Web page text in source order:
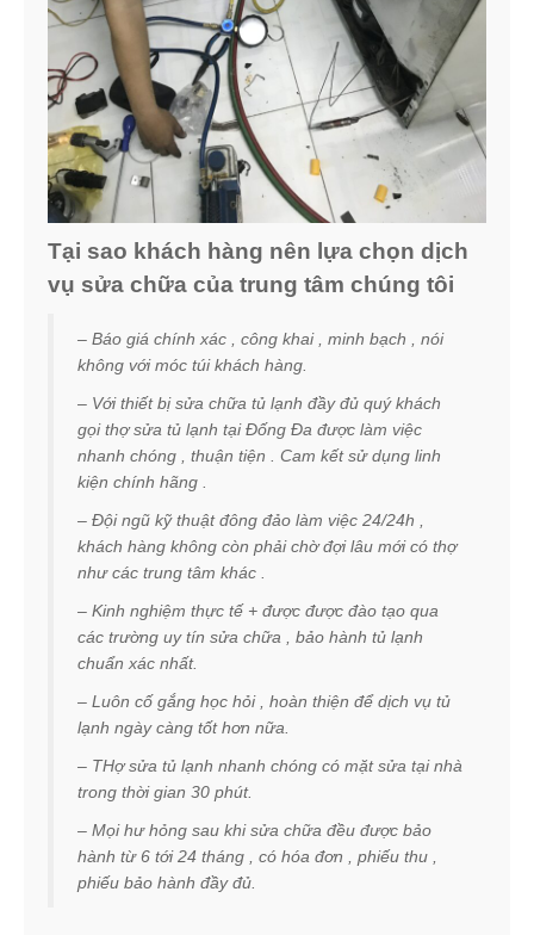
Tại sao khách hàng nên lựa chọn dịch
vụ sửa chữa của trung tâm chúng tôi
– Báo giá chính xác , công khai , minh bạch , nói
không với móc túi khách hàng.
– Với thiết bị sửa chữa tủ lạnh đầy đủ quý khách
gọi thợ sửa tủ lạnh tại Đống Đa được làm việc
nhanh chóng , thuận tiện . Cam kết sử dụng linh
kiện chính hãng .
– Đội ngũ kỹ thuật đông đảo làm việc 24/24h ,
khách hàng không còn phải chờ đợi lâu mới có thợ
như các trung tâm khác .
– Kinh nghiệm thực tế + được được đào tạo qua
các trường uy tín sửa chữa , bảo hành tủ lạnh
chuẩn xác nhất.
– Luôn cố gắng học hỏi , hoàn thiện để dịch vụ tủ
lạnh ngày càng tốt hơn nữa.
– THợ sửa tủ lạnh nhanh chóng có mặt sửa tại nhà
trong thời gian 30 phút.
– Mọi hư hỏng sau khi sửa chữa đều được bảo
hành từ 6 tới 24 tháng , có hóa đơn , phiếu thu ,
phiếu bảo hành đầy đủ.